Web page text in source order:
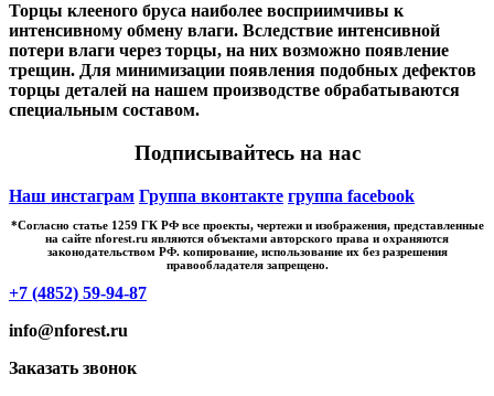
Торцы клееного бруса наиболее восприимчивы к
интенсивному обмену влаги. Вследствие интенсивной
потери влаги через торцы, на них возможно появление
трещин. Для минимизации появления подобных дефектов
торцы деталей на нашем производстве обрабатываются
специальным составом.
Подписывайтесь на нас
Наш инстаграм Группа вконтакте группа facebook
*Cогласно статье 1259 ГК РФ все проекты, чертежи и изображения, представленные
на сайте nforest.ru являются объектами авторского права и охраняются
законодательством РФ. копирование, использование их без разрешения
правообладателя запрещено.
+7 (4852) 59-94-87
info@nforest.ru
Заказать звонок